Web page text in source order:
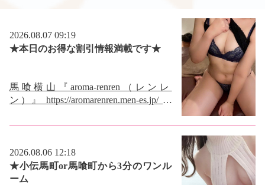
2026.08.07 09:19
★本日のお得な割引情報満載です★
馬喰横山『aroma-renren（レンレ
ン）』 https://aromarenren.men-es.jp/ ワ
時間をお約束いたします。 ただいま
だけ入会金 無料 オールタイム90分以
上のコースが割引になります 90分コ
ース17000円→15000円 120分コース
2026.08.06 12:18
★小伝馬町or馬喰町から3分のワンル
ーム